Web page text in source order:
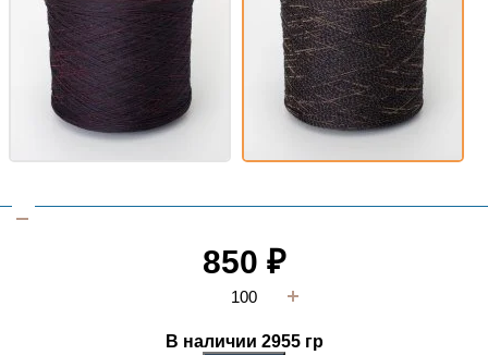
850 ₽
В наличии 2955гр